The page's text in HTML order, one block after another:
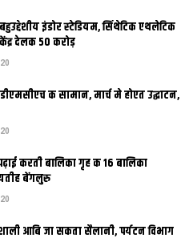
कए नव वर्ष मे एकटा नव तोहफा
लेल एकटा अत्याधुनिकमशीन
इंडोर स्‍टेडि‍यम, सिंथेटिक एथलेटिक
देलक 50 करोड़
क सामान, मार्च मे होएत उद्घाटन,
करती बालिका गृह क 16 बालिका
बेंगलुरु
आबि जा सकता सैलानी, पर्यटन विभाग